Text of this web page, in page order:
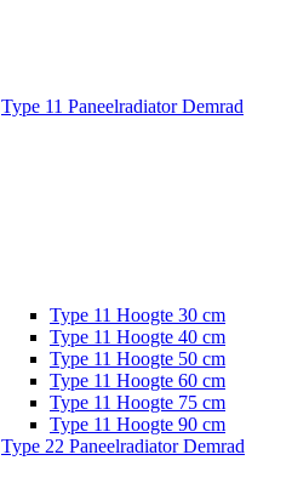
Type 11 Paneelradiator Demrad
Type 11 Hoogte 30 cm
Type 11 Hoogte 40 cm
Type 11 Hoogte 50 cm
Type 11 Hoogte 60 cm
Type 11 Hoogte 75 cm
Type 11 Hoogte 90 cm
Type 22 Paneelradiator Demrad